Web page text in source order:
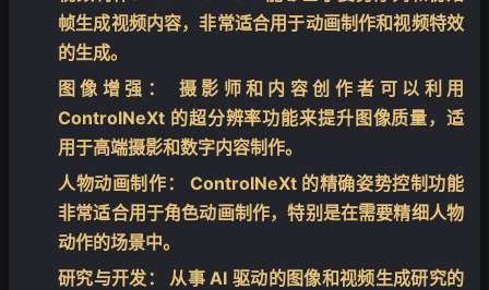
帧生成视频内容，非常适合用于动画制作和视频特效
的生成。
图像增强：
摄影师和内容创作者可以利用
ControlNeXt 的超分辨率功能来提升图像质量，适
用于高端摄影和数字内容制作。
人物动画制作：
ControlNeXt 的精确姿势控制功能
非常适合用于角色动画制作，特别是在需要精细人物
动作的场景中。
研究与开发：
从事 AI 驱动的图像和视频生成研究的